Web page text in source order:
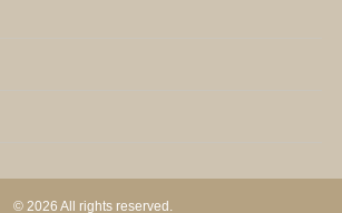
©2026 All rights reserved.